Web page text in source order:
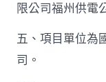
限公司福州供電
五、項目單位為
司。